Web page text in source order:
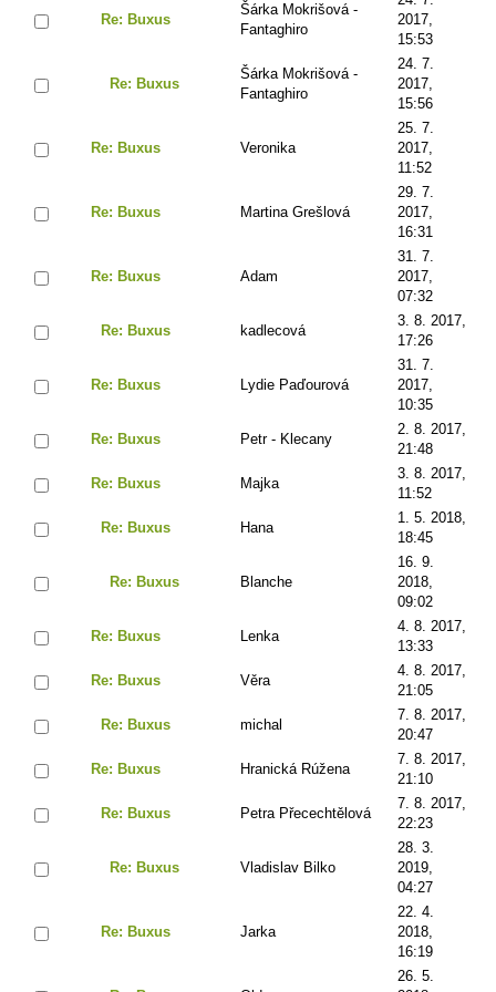
Re: Buxus
Šárka Mokrišová -
Fantaghiro
2017,
15:53
Re: Buxus
Šárka Mokrišová -
Fantaghiro
24. 7.
2017,
15:56
Re: Buxus Veronika
25. 7.
2017,
11:52
Re: Buxus Martina Grešlová
29. 7.
2017,
16:31
Re: Buxus Adam
31. 7.
2017,
07:32
Re: Buxus kadlecová
3. 8. 2017,
17:26
Re: Buxus Lydie Paďourová
31. 7.
2017,
10:35
Re: Buxus Petr - Klecany
2. 8. 2017,
21:48
Re: Buxus Majka
3. 8. 2017,
11:52
Re: Buxus Hana
1. 5. 2018,
18:45
Re: Buxus Blanche
16. 9.
2018,
09:02
Re: Buxus Lenka
4. 8. 2017,
13:33
Re: Buxus Věra
4. 8. 2017,
21:05
Re: Buxus michal
7. 8. 2017,
20:47
Re: Buxus Hranická Rúžena
7. 8. 2017,
21:10
Re: Buxus Petra Přecechtělová
7. 8. 2017,
22:23
Re: Buxus Vladislav Bilko
28. 3.
2019,
04:27
Re: Buxus Jarka
22. 4.
2018,
16:19
26. 5.